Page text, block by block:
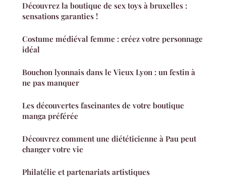
Découvrez la boutique de sex toys à bruxelles :
sensations garanties !
Costume médiéval femme : créez votre personnage
idéal
Bouchon lyonnais dans le Vieux Lyon : un festin à
ne pas manquer
Les découvertes fascinantes de votre boutique
manga préférée
Découvrez comment une diététicienne à Pau peut
changer votre vie
Philatélie et partenariats artistiques